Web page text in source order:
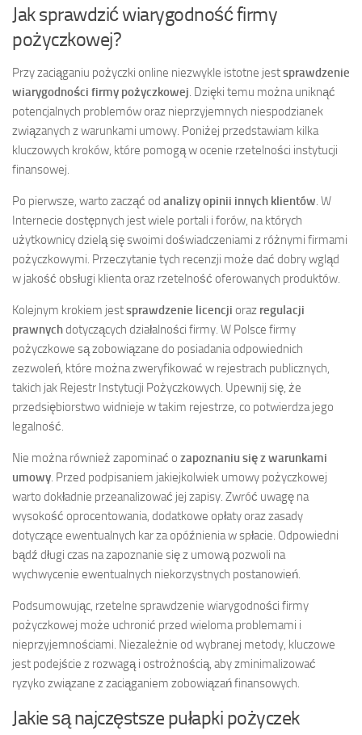
Jak sprawdzić wiarygodność firmy
pożyczkowej?
Przy zaciąganiu pożyczki online niezwykle istotne jestsprawdzenie
wiarygodności firmy pożyczkowej. Dzięki temu można uniknąć
potencjalnych problemów oraz nieprzyjemnych niespodzianek
związanych z warunkami umowy. Poniżej przedstawiam kilka
kluczowych kroków, które pomogą w ocenie rzetelności instytucji
finansowej.
Po pierwsze, warto zacząć od analizy opinii innych klientów. W
Internecie dostępnych jest wiele portali i forów, na których
użytkownicy dzielą się swoimi doświadczeniami z różnymi firmami
pożyczkowymi. Przeczytanie tych recenzji może dać dobry wgląd
w jakość obsługi klienta oraz rzetelność oferowanych produktów.
Kolejnym krokiem jestsprawdzenie licencji oraz regulacji
prawnychdotyczących działalności firmy. W Polsce firmy
pożyczkowe są zobowiązane do posiadania odpowiednich
zezwoleń, które można zweryfikować w rejestrach publicznych,
takich jak Rejestr Instytucji Pożyczkowych. Upewnij się, że
przedsiębiorstwo widnieje w takim rejestrze, co potwierdza jego
legalność.
Nie można również zapominać o zapoznaniu się z warunkami
umowy. Przed podpisaniem jakiejkolwiek umowy pożyczkowej
warto dokładnie przeanalizować jej zapisy. Zwróć uwagę na
wysokość oprocentowania, dodatkowe opłaty oraz zasady
dotyczące ewentualnych kar za opóźnienia w spłacie. Odpowiedni
bądź długi czas na zapoznanie się z umową pozwoli na
wychwycenie ewentualnych niekorzystnych postanowień.
Podsumowując, rzetelne sprawdzenie wiarygodności firmy
pożyczkowej może uchronić przed wieloma problemami i
nieprzyjemnościami. Niezależnie od wybranej metody, kluczowe
jest podejście z rozwagą i ostrożnością, aby zminimalizować
ryzyko związane z zaciąganiem zobowiązań finansowych.
Jakie są najczęstsze pułapki pożyczek